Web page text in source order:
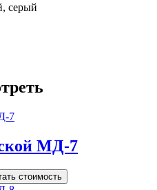
серый
МД-7
стоимость